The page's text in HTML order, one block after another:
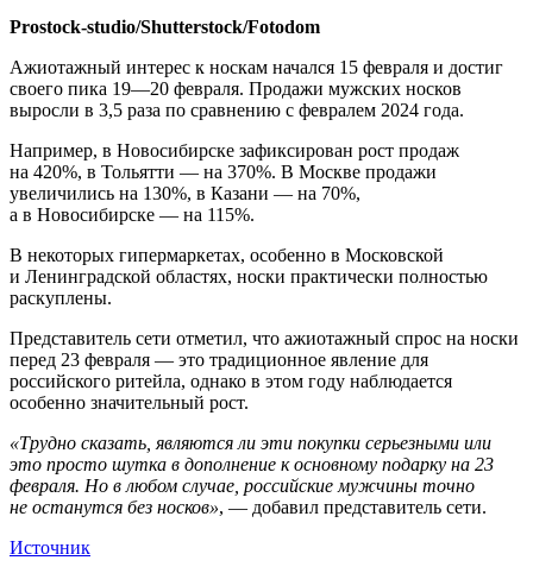
Prostock-studio/Shutterstock/Fotodom
Ажиотажный интерес к носкам начался 15 февраля и достиг
своего пика 19—20 февраля. Продажи мужских носков
выросли в 3,5 раза по сравнению с февралем 2024 года.
Например, в Новосибирске зафиксирован рост продаж
на 420%, в Тольятти — на 370%. В Москве продажи
увеличились на 130%, в Казани — на 70%,
а в Новосибирске — на 115%.
В некоторых гипермаркетах, особенно в Московской
и Ленинградской областях, носки практически полностью
раскуплены.
Представитель сети отметил, что ажиотажный спрос на носки
перед 23 февраля — это традиционное явление для
российского ритейла, однако в этом году наблюдается
особенно значительный рост.
«Трудно сказать, являются ли эти покупки серьезными или
это просто шутка в дополнение к основному подарку на 23
февраля. Но в любом случае, российские мужчины точно
не останутся без носков», — добавил представитель сети.
Источник